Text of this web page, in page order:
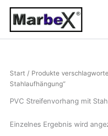
Zum
Inhalt
springen
Start / Produkte
Stahlaufhängung“
PVC Streifenvorhang mit
Einzelnes Ergebnis wird